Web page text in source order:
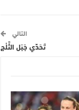
التالي
تَحَدِّي جَبَل الثَّلْج